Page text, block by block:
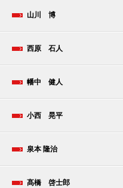
山川 博
西原 石人
幡中 健人
小西 晃平
泉本 隆治
髙橋 啓士郎